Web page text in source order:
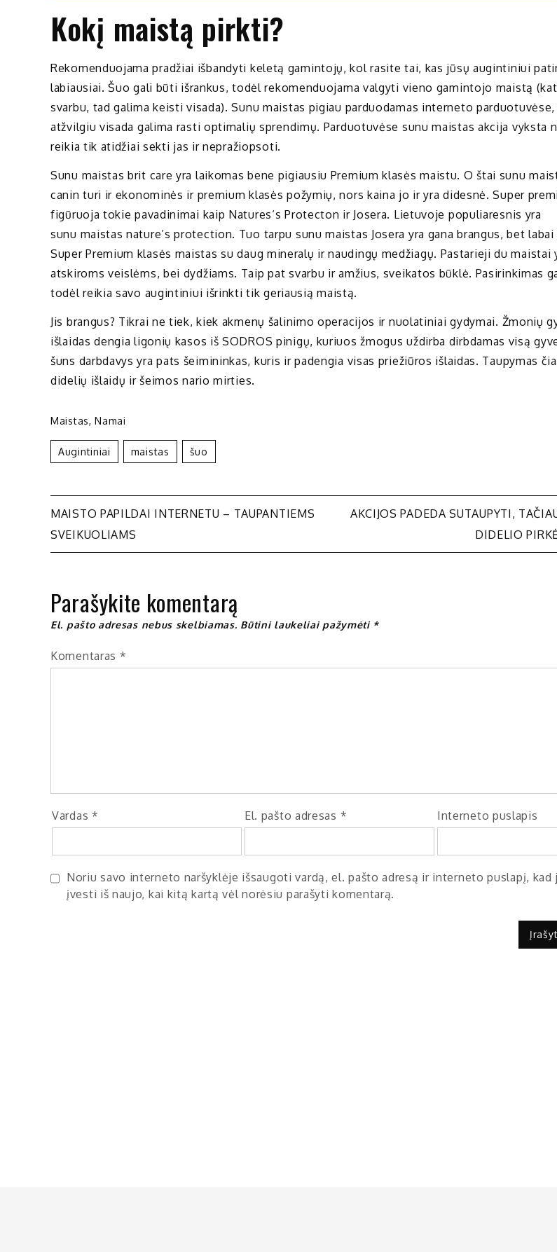
Kokį maistą pirkti?
Rekomenduojama pradžiai išbandyti keletą gamintojų, kol rasite tai, kas jūsų augintiniui
labiausiai. Šuo gali būti išrankus, todėl rekomenduojama valgyti vieno gamintojo maistą
svarbu, tad galima keisti visada). Sunu maistas pigiau parduodamas interneto
atžvilgiu visada galima rasti optimalių sprendimų. Parduotuvėse sunu maistas akcija vyksta
reikia tik atidžiai sekti jas ir nepražiopsoti.
Sunu maistas brit care yra laikomas bene pigiausiu Premium klasės maistu. O štai sunu
canin turi ir ekonominės ir premium klasės požymių, nors kaina jo ir yra didesnė. Super
figūruoja tokie pavadinimai kaip Natures‘s Protecton ir Josera. Lietuvoje populiaresnis yra
sunu maistas nature’s protection. Tuo tarpu sunu maistas Josera yra gana brangus, bet labai
Super Premium klasės maistas su daug mineralų ir naudingų medžiagų. Pastarieji du maistai
atskiroms veislėms, bei dydžiams. Taip pat svarbu ir amžius, sveikatos būklė. Pasirinkimas
todėl reikia savo augintiniui išrinkti tik geriausią maistą.
Jis brangus? Tikrai ne tiek, kiek akmenų šalinimo operacijos ir nuolatiniai gydymai. Žmonių
išlaidas dengia ligonių kasos iš SODROS pinigų, kuriuos žmogus uždirba dirbdamas visą
šuns darbdavys yra pats šeimininkas, kuris ir padengia visas priežiūros išlaidas. Taupymas
didelių išlaidų ir šeimos nario mirties.
Maistas,Namai
Augintiniai Maistas Šuo
Navigacija
tarp
įrašų
MAISTO PAPILDAI INTERNETU – TAUPANTIEMS
SVEIKUOLIAMS
AKCIJOS PADEDA SUTAUPYTI,
DIDELIO
Parašykite komentarą
El. pašto adresas nebus skelbiamas. Būtini laukeliai pažymėti *
Komentaras *
Vardas * El. pašto adresas * Interneto puslapis
Noriu savo interneto naršyklėje išsaugoti vardą, el. pašto adresą ir interneto puslapį, kad
įvesti iš naujo, kai kitą kartą vėl norėsiu parašyti komentarą.